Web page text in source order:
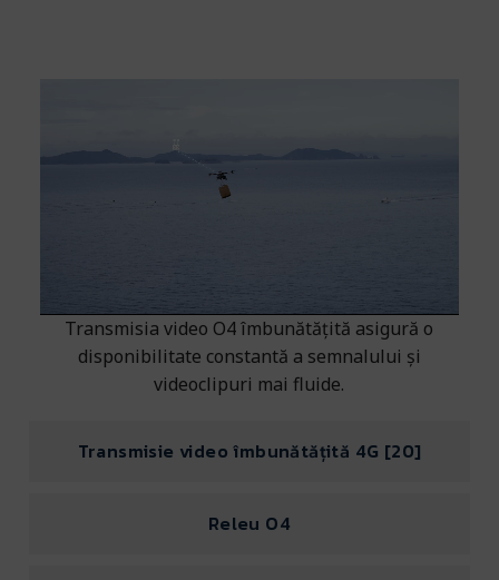
Transmisie video îmbunătățită 4G [20]
Releu O4
Transmisia video O4 îmbunătățită asigură o
disponibilitate constantă a semnalului și
videoclipuri mai fluide.